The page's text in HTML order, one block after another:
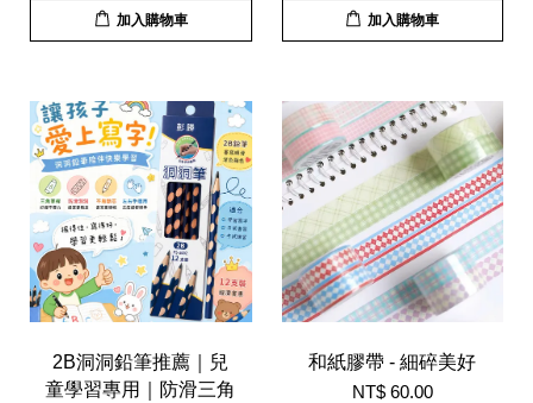
加入購物車 加入購物車
2B洞洞鉛筆推薦｜兒
童學習專用｜防滑三角
和紙膠帶 - 細碎美好
NT$ 60.00